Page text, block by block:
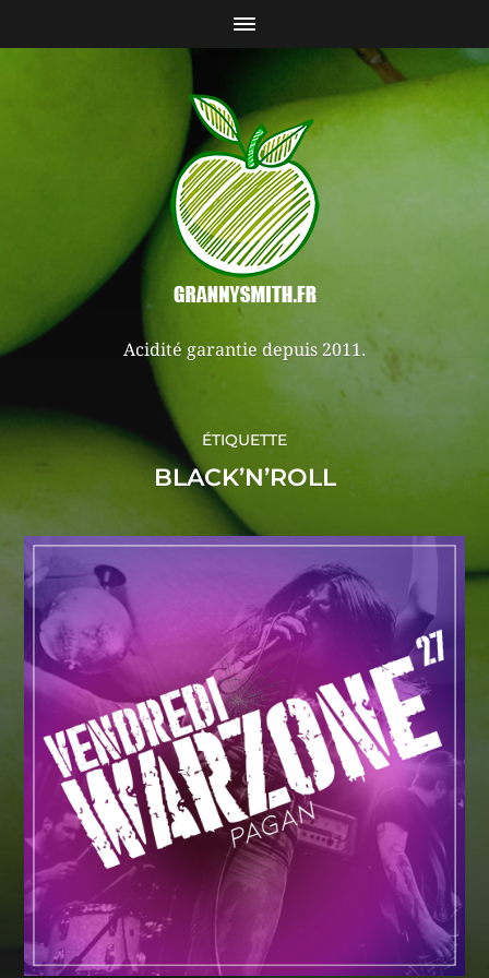
Acidité garantie depuis 2011.
ÉTIQUETTE
BLACK’N’ROLL